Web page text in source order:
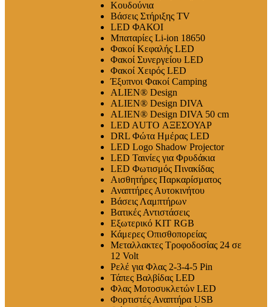
Κουδούνια
Βάσεις Στήριξης TV
LED ΦΑΚΟΙ
Μπαταρίες Li-ion 18650
Φακοί Κεφαλής LED
Φακοί Συνεργείου LED
Φακοί Χειρός LED
Έξυπνοι Φακοί Camping
ALIEN® Design
ALIEN® Design DIVA
ALIEN® Design DIVA 50 cm
LED AUTO ΑΞΕΣΟΥΑΡ
DRL Φώτα Ημέρας LED
LED Logo Shadow Projector
LED Ταινίες για Φρυδάκια
LED Φωτισμός Πινακίδας
Αισθητήρες Παρκαρίσματος
Αναπτήρες Αυτοκινήτου
Βάσεις Λαμπτήρων
Βατικές Αντιστάσεις
Εξωτερικό ΚΙΤ RGB
Κάμερες Οπισθοπορείας
Μεταλλακτες Τροφοδοσίας 24 σε
12 Volt
Ρελέ για Φλας 2-3-4-5 Pin
Τάπες Βαλβίδας LED
Φλας Μοτοσυκλετών LED
Φορτιστές Αναπτήρα USB